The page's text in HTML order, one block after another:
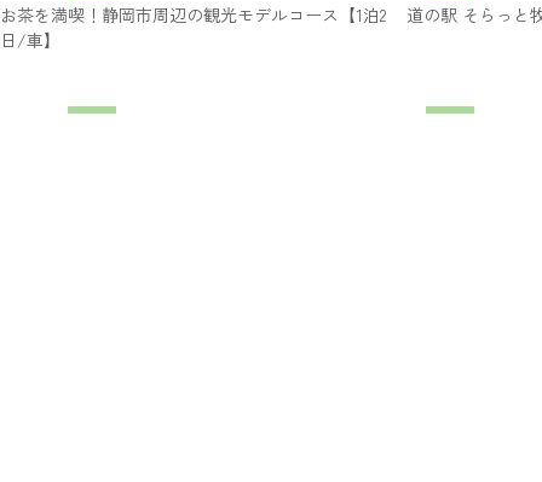
お茶を満喫！静岡市周辺の観光モデルコース【1泊2
日/車】
道の駅 そらっと